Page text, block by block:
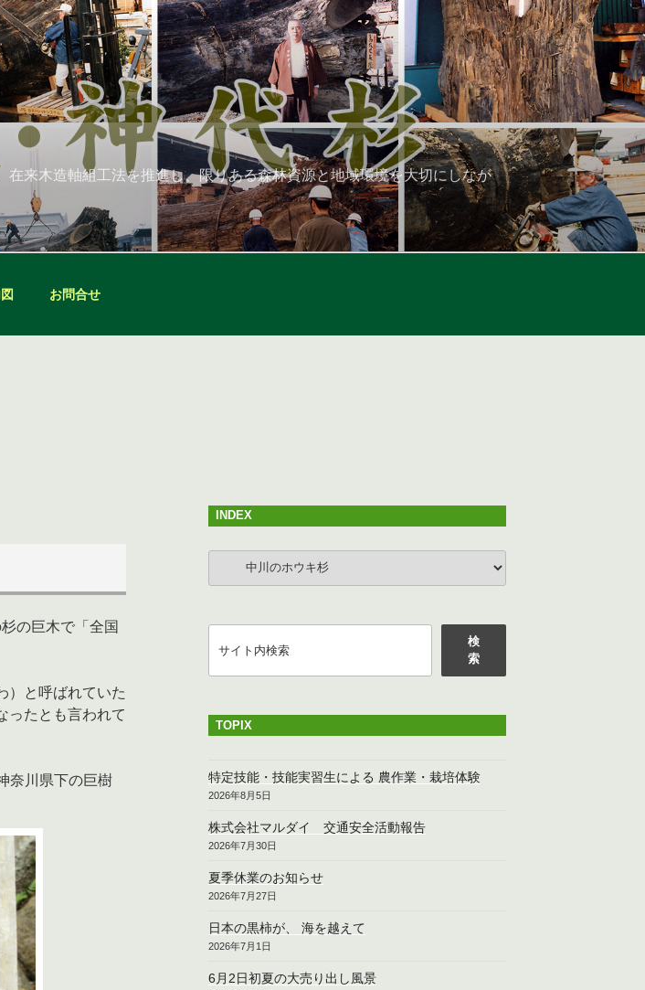
来木造軸組工法を推進し、限りある森林資源と地域環境を大切にしなが
お問合せ
の巨木で「全国
）と呼ばれていた
ったとも言われて
奈川県下の巨樹
INDEX
索
検
索
TOPIX
特定技能・技能実習生による 農作業・栽培体験
2026年8月5日
株式会社マルダイ 交通安全活動報告
2026年7月30日
夏季休業のお知らせ
2026年7月27日
日本の黒柿が、 海を越えて
2026年7月1日
6月2日初夏の大売り出し風景